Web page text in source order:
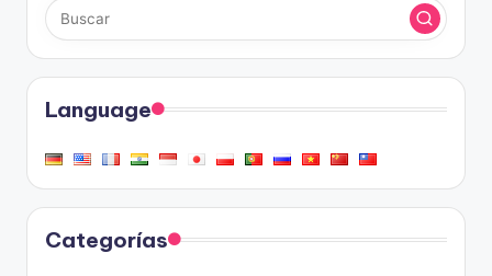
Language
Categorías